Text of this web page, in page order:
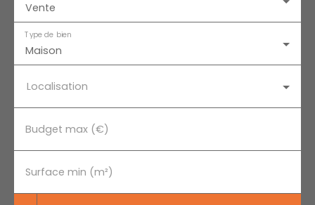
Vente
Maison
Type de bien
Localisation
Budget max (€)
Surface min (m²)